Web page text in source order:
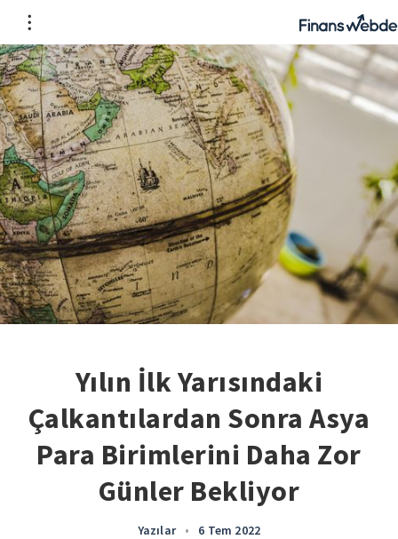
Yılın İlk Yarısındaki
Çalkantılardan Sonra Asya
Para Birimlerini Daha Zor
Günler Bekliyor
Yazılar • 6 Tem 2022